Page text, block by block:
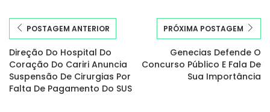
POSTAGEM ANTERIOR
Direção Do Hospital Do
Coração Do Cariri Anuncia
Suspensão De Cirurgias Por
Falta De Pagamento Do SUS
PRÓXIMA POSTAGEM
Genecias Defende O
Concurso Público E Fala De
Sua Importância